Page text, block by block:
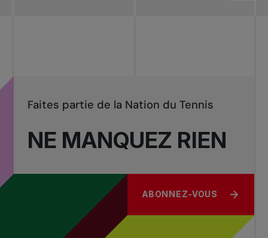
NE MANQUEZ RIEN
Faites partie de la Nation du Tennis
ABONNEZ-VOUS